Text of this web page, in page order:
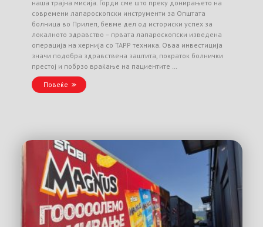
наша трајна мисија. Горди сме што преку донирањето на
современи лапароскопски инструменти за Општата
болница во Прилеп, бевме дел од историски успех за
локалното здравство – првата лапароскопски изведена
операција на хернија со TAPP техника. Оваа инвестиција
значи подобра здравствена заштита, пократок болнички
престој и побрзо враќање на пациентите …
Повеќе